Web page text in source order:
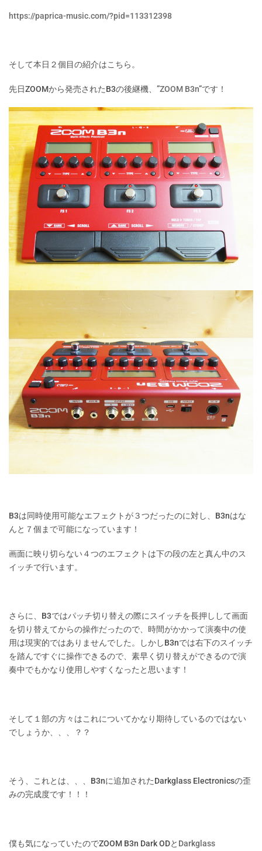
https://paprica-music.com/?pid=113312398
そして本日２個目の紹介はこちら。
先日ZOOMから発売されたB3の後継機、”ZOOM B3n”です！
B3は同時使用可能なエフェクトが３つだったのに対し、B3nはな
んと７個まで可能になっています！
画面に映り切らない４つのエフェクトは下の段の左と真ん中のス
イッチで行います。
さらに、B3ではパッチ切り替えの際にスイッチを長押しして画面
を切り替えてからの操作だったので、時間がかかって演奏中の使
用は現実的ではありませんでした。しかしB3nでは右下のスイッチ
を踏んですぐに操作できるので、素早く切り替えができるので演
奏中でもかなり使用しやすくなったと思います！
そして１部の方々はこれについてかなり期待しているのではない
でしょうか、、、？？
そう、これとは、、、B3nに追加されたDarkglass Electronicsの歪
みの完成度です！！！
僕も気になっていたのでZOOM B3n Dark ODと Darkglass